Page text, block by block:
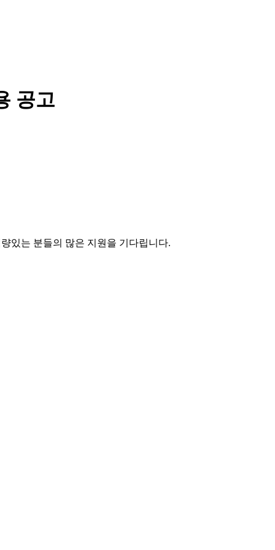
공고
있는 분들의 많은 지원을 기다립니다.